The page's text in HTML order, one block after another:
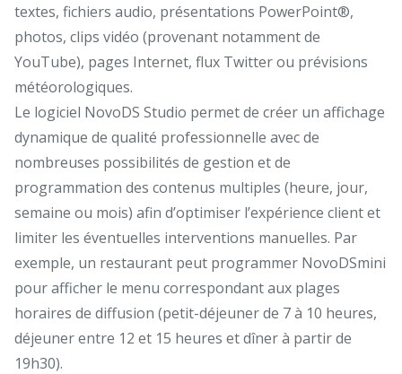
textes, fichiers audio, présentations PowerPoint®,
photos, clips vidéo (provenant notamment de
YouTube), pages Internet, flux Twitter ou prévisions
météorologiques.
Le logiciel NovoDS Studio permet de créer un affichage
dynamique de qualité professionnelle avec de
nombreuses possibilités de gestion et de
programmation des contenus multiples (heure, jour,
semaine ou mois) afin d’optimiser l’expérience client et
limiter les éventuelles interventions manuelles. Par
exemple, un restaurant peut programmer NovoDSmini
pour afficher le menu correspondant aux plages
horaires de diffusion (petit-déjeuner de 7 à 10 heures,
déjeuner entre 12 et 15 heures et dîner à partir de
19h30).